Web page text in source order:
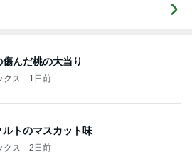
んだ桃の大当り
クス 1日前
トのマスカット味
クス 2日前